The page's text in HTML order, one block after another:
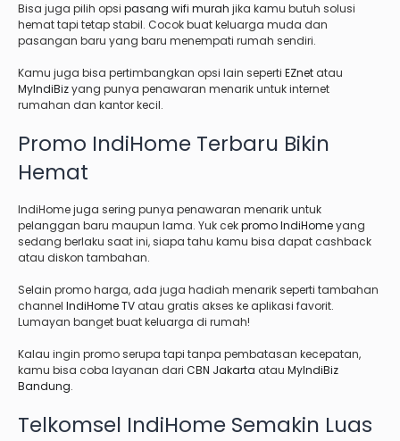
Bisa juga pilih opsi pasang wifi murah jika kamu butuh solusi
hemat tapi tetap stabil. Cocok buat keluarga muda dan
pasangan baru yang baru menempati rumah sendiri.
Kamu juga bisa pertimbangkan opsi lain seperti EZnetatau
MyIndiBizyang punya penawaran menarik untuk internet
rumahan dan kantor kecil.
Promo IndiHome Terbaru Bikin
Hemat
IndiHome juga sering punya penawaran menarik untuk
pelanggan baru maupun lama. Yuk cekpromo IndiHomeyang
sedang berlaku saat ini, siapa tahu kamu bisa dapat cashback
atau diskon tambahan.
Selain promo harga, ada juga hadiah menarik seperti tambahan
channel IndiHome TVatau gratis akses ke aplikasi favorit.
Lumayan banget buat keluarga di rumah!
Kalau ingin promo serupa tapi tanpa pembatasan kecepatan,
kamu bisa coba layanan dari CBN Jakarta atau MyIndiBiz
Bandung.
Telkomsel IndiHome Semakin Luas